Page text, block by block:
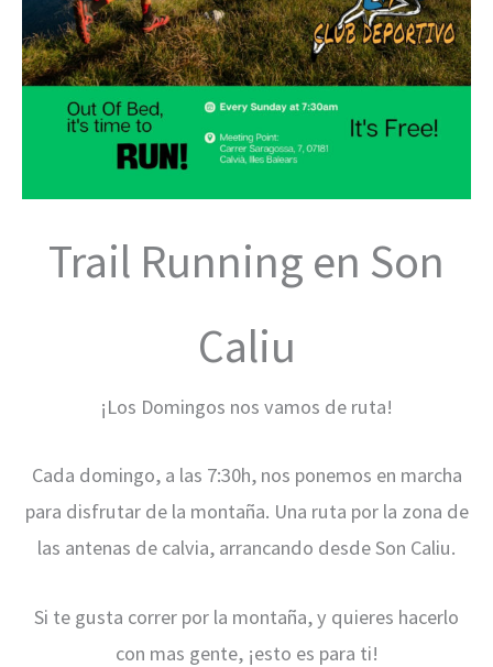
Trail Running en Son
Caliu
¡Los Domingos nos vamos de ruta!
Cada domingo, a las 7:30h, nos ponemos en marcha
para disfrutar de la montaña. Una ruta por la zona de
las antenas de calvia, arrancando desde Son Caliu.
Si te gusta correr por la montaña, y quieres hacerlo
con mas gente, ¡esto es para ti!